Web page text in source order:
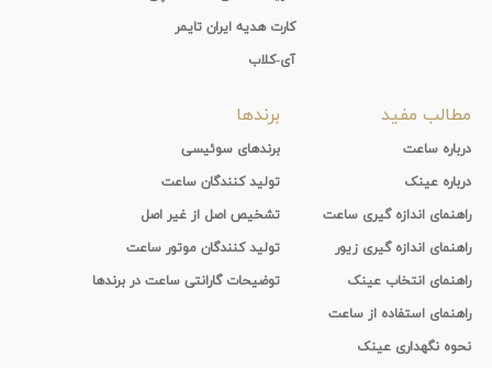
کارت هدیه ایران تایمر
آی-کلاب
مطالب مفید
درباره ساعت
درباره عینک
راهنمای اندازه گیری ساعت
راهنمای اندازه گیری زیور
راهنمای انتخاب عینک
راهنمای استفاده از ساعت
نحوه نگهداری عینک
برندها
برندهای سوئیسی
تولید کنندگان ساعت
تشخیص اصل از غیر اصل
تولید کنندگان موتور ساعت
توضیحات گارانتی ساعت در برندها